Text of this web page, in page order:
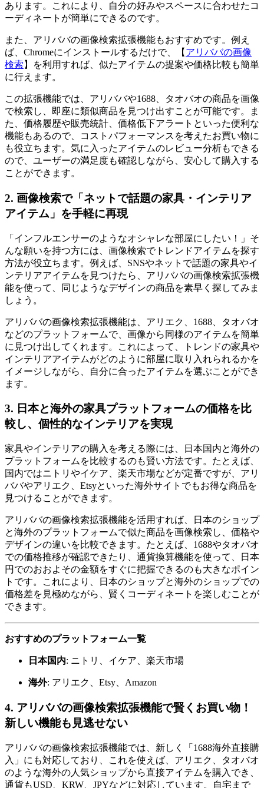
あります。これにより、自分の好みやスペースに合わせたコ
ーディネートが簡単にできるのです。
また、アリババの画像検索拡張機能もおすすめです。例え
ば、Chromeにインストールするだけで、【 アリババの画像
検索 】を利用すれば、似たアイテムの提案や価格比較も簡単
に行えます。
この拡張機能では、アリババや1688、タオバオの商品を画像
で検索し、即座に類似商品を見つけ出すことが可能です。ま
た、価格履歴や販売統計、価格低下アラートといった便利な
機能もあるので、コストパフォーマンスを考えたお買い物に
も役立ちます。気に入ったアイテムのレビュー分析もできる
ので、ユーザーの満足度も確認しながら、安心して購入する
ことができます。
2. 画像検索で「ネットで話題の家具・インテリア
アイテム」を手軽に再現
「インフルエンサーのようなオシャレな部屋にしたい！」そ
んな願いを持つ方には、画像検索でトレンドアイテムを探す
方法が役立ちます。例えば、SNSやネットで話題の家具やイ
ンテリアアイテムを見つけたら、アリババの画像検索拡張機
能を使って、同じようなデザインの商品を素早く探してみま
しょう。
アリババの画像検索拡張機能は、アリエク、1688、タオバオ
などのプラットフォームで、画像から同様のアイテムを簡単
に見つけ出してくれます。これによって、トレンドの家具や
インテリアアイテムがどのように部屋に取り入れられるかを
イメージしながら、自分に合ったアイテムを選ぶことができ
ます。
3. 日本と海外の家具プラットフォームの価格を比
較し、個性的なインテリアを実現
家具やインテリアの購入を考える際には、日本国内と海外の
プラットフォームを比較するのも賢い方法です。たとえば、
国内ではニトリやイケア、楽天市場などが定番ですが、アリ
ババやアリエク、Etsyといった海外サイトでもお得な商品を
見つけることができます。
アリババの画像検索拡張機能を活用すれば、日本のショップ
と海外のプラットフォームで似た商品を画像検索し、価格や
デザインの違いを比較できます。たとえば、1688やタオバオ
での価格推移が確認できたり、通貨換算機能を使って、日本
円でのおおよその金額をすぐに把握できるのも大きなポイン
トです。これにより、日本のショップと海外のショップでの
価格差を見極めながら、賢くコーディネートを楽しむことが
できます。
おすすめのプラットフォーム一覧
日本国内: ニトリ、イケア、楽天市場
海外: アリエク、Etsy、Amazon
4. アリババの画像検索拡張機能で賢くお買い物！
新しい機能も見逃せない
アリババの画像検索拡張機能では、新しく「1688海外直接購
入」にも対応しており、これを使えば、アリエク、タオバオ
のような海外の人気ショップから直接アイテムを購入でき、
通貨もUSD、KRW、JPYなどに対応しています。自宅まで